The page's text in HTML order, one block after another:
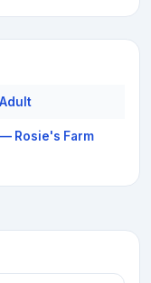
Rosie's Farm